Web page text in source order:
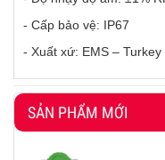
- Cấp bảo vệ: IP67
- Xuất xứ: EMS – Turkey
SẢN PHẨM MỚI